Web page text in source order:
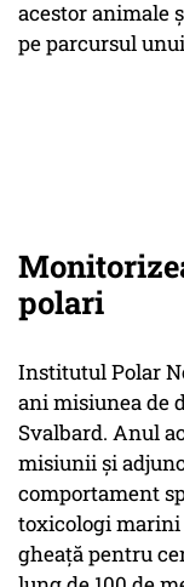
acestor animale
pe parcursul
polari
Institutul Polar
ani misiunea de
Svalbard. Anul
misiunii şi
comportament
toxicologi marini
gheaţă pentru